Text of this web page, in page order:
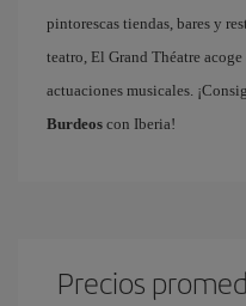
pintorescas tiendas, bares y
teatro, El Grand Théatre
actuaciones musicales.
Burdeos con Iberia!
Precios